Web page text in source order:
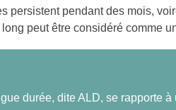
persistent pendant des mois,
peut être considéré comme
durée, dite ALD, se rapporte